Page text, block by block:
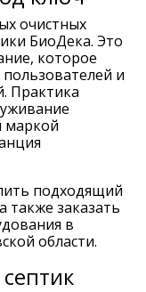
очистных
БиоДека. Это
которое
и
Практика
маркой
подходящий
также заказать
в
области.